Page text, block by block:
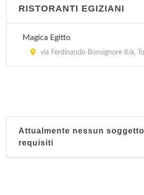
RISTORANTI EGIZIANI
Magica Egitto
via Ferdinando Bonsignore 8/a,
Attualmente nessun
requisiti